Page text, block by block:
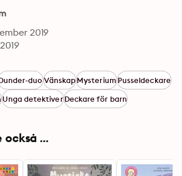
2019
duoVänskapMysteriumPusseldeckare
Unga detektiverDeckare för barn
...